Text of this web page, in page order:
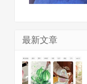
最新文章